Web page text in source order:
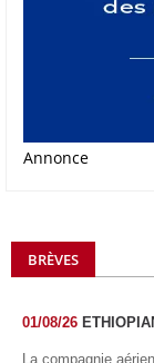
Annonce
BRÈVES
01/08/26
La compagnie